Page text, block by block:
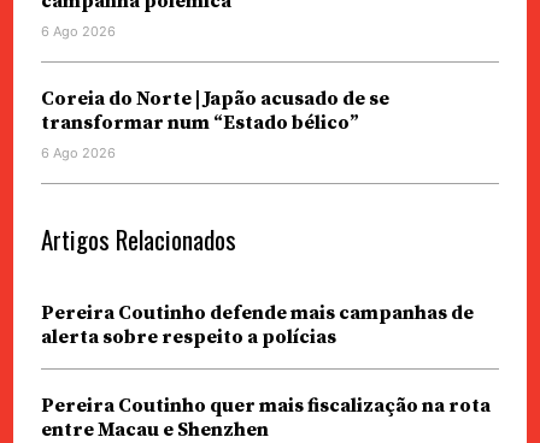
6 Ago 2026
Coreia do Norte | Japão acusado de se
transformar num “Estado bélico”
6 Ago 2026
Artigos Relacionados
Pereira Coutinho defende mais campanhas de
alerta sobre respeito a polícias
Pereira Coutinho quer mais fiscalização na rota
entre Macau e Shenzhen